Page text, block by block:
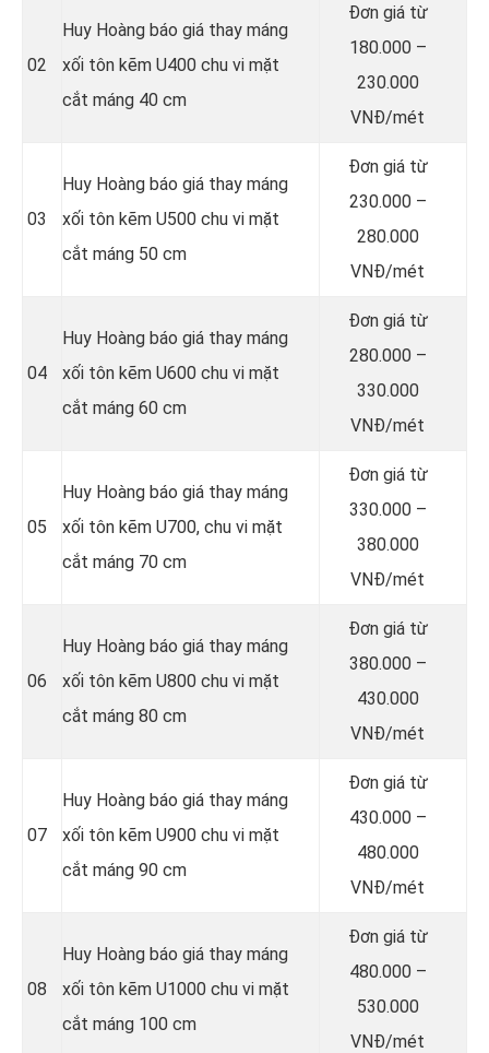
02
Huy Hoàng báo giá thay máng
xối tôn kẽm U400 chu vi mặt
cắt máng 40 cm
Đơn giá từ
180.000 –
230.000
VNĐ/mét
03
Huy Hoàng báo giá thay máng
xối tôn kẽm U500 chu vi mặt
cắt máng 50 cm
Đơn giá từ
230.000 –
280.000
VNĐ/mét
04
Huy Hoàng báo giá thay máng
xối tôn kẽm U600 chu vi mặt
cắt máng 60 cm
Đơn giá từ
280.000 –
330.000
VNĐ/mét
05
Huy Hoàng báo giá thay máng
xối tôn kẽm U700, chu vi mặt
cắt máng 70 cm
Đơn giá từ
330.000 –
380.000
VNĐ/mét
06
Huy Hoàng báo giá thay máng
xối tôn kẽm U800 chu vi mặt
cắt máng 80 cm
Đơn giá từ
380.000 –
430.000
VNĐ/mét
07
Huy Hoàng báo giá thay máng
xối tôn kẽm U900 chu vi mặt
cắt máng 90 cm
Đơn giá từ
430.000 –
480.000
VNĐ/mét
08
Huy Hoàng báo giá thay máng
xối tôn kẽm U1000 chu vi mặt
cắt máng 100 cm
Đơn giá từ
480.000 –
530.000
VNĐ/mét